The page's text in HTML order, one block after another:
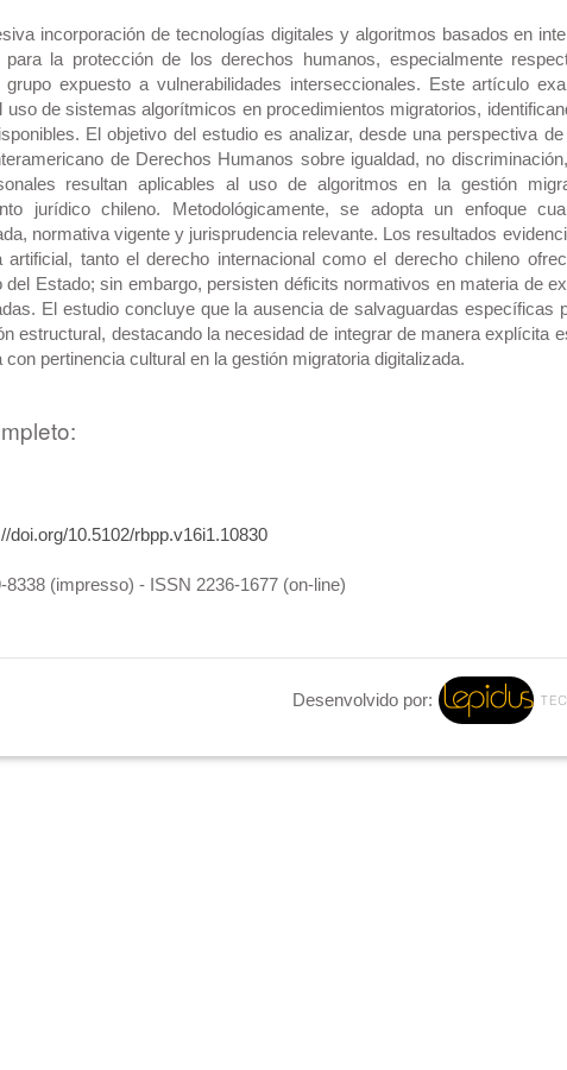
incorporación de tecnologías digitales y algoritmos basados en
para la protección de los derechos humanos, especialmente
grupo expuesto a vulnerabilidades interseccionales. Este artículo
uso de sistemas algorítmicos en procedimientos migratorios,
El objetivo del estudio es analizar, desde una perspectiva
de Derechos Humanos sobre igualdad, no
resultan aplicables al uso de algoritmos en la gestión
jurídico chileno. Metodológicamente, se adopta un enfoque
normativa vigente y jurisprudencia relevante. Los resultados
artificial, tanto el derecho internacional como el derecho chileno
del Estado; sin embargo, persisten déficits normativos en materia de
El estudio concluye que la ausencia de salvaguardas específicas
estructural, destacando la necesidad de integrar de manera explícita
con pertinencia cultural en la gestión migratoria digitalizada.
doi.org/10.5102/rbpp.v16i1.10830
8338 (impresso) - ISSN 2236-1677 (on-line)
Desenvolvido por: